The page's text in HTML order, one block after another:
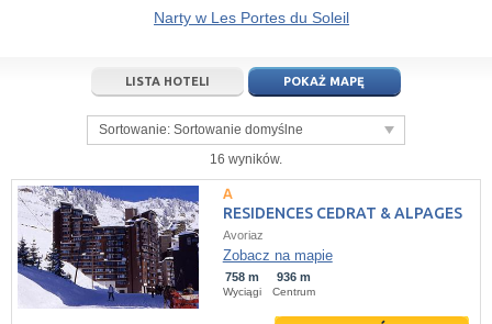
23 24 25
6 7 9 10
dziś wyczyść
21 22 23
6 7
dziś wyczyść
Narty w Les Portes du Soleil
LISTA HOTELI POKAŻ MAPĘ
Sortowanie: Sortowanie domyślne
16 wyników.
RESIDENCES CEDRAT & ALPAGES
Avoriaz
Zobacz na mapie
758 m
Wyciągi
936 m
Centrum